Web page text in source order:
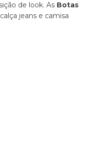
de look. As Botas
jeans e camisa